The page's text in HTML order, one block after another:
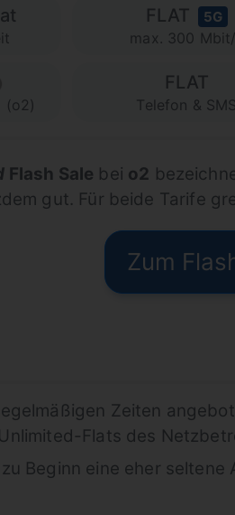
(o2)
FLAT 5G
max. 300
FLAT
Telefon & SMS
Flash Sale bei o2
gut. Für beide Tarife
Zum
Zeiten
Flats des
Beginn eine eher